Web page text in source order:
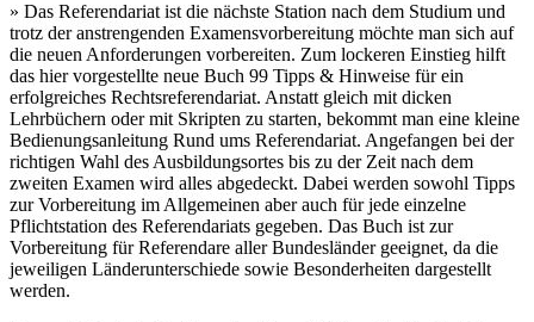
» Das Referendariat ist die nächste Station nach dem Studium und
trotz der anstrengenden Examensvorbereitung möchte man sich auf
die neuen Anforderungen vorbereiten. Zum lockeren Einstieg hilft
das hier vorgestellte neue Buch 99 Tipps & Hinweise für ein
erfolgreiches Rechtsreferendariat. Anstatt gleich mit dicken
Lehrbüchern oder mit Skripten zu starten, bekommt man eine kleine
Bedienungsanleitung Rund ums Referendariat. Angefangen bei der
richtigen Wahl des Ausbildungsortes bis zu der Zeit nach dem
zweiten Examen wird alles abgedeckt. Dabei werden sowohl Tipps
zur Vorbereitung im Allgemeinen aber auch für jede einzelne
Pflichtstation des Referendariats gegeben. Das Buch ist zur
Vorbereitung für Referendare aller Bundesländer geeignet, da die
jeweiligen Länderunterschiede sowie Besonderheiten dargestellt
werden.